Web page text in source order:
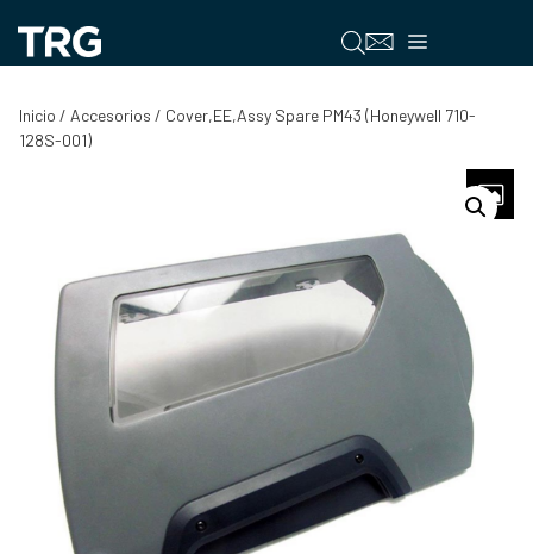
contenido
Menú
Inicio / Accesorios / Cover,EE,Assy Spare PM43 (Honeywell 710-
128S-001)